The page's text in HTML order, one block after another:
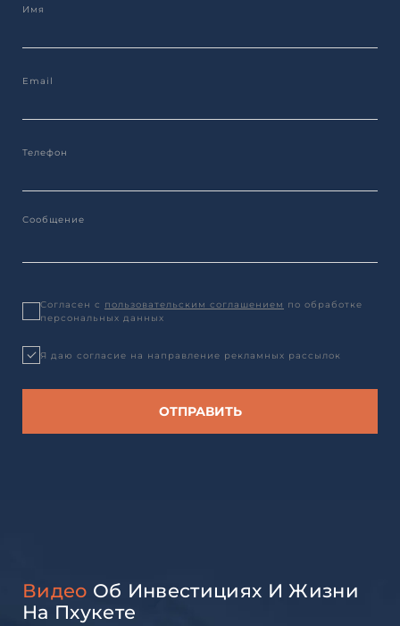
Согласен с пользовательским соглашением по обработке
персональных данных
Я даю согласие на направление рекламных рассылок
Видео Об Инвестициях И Жизни
На Пхукете